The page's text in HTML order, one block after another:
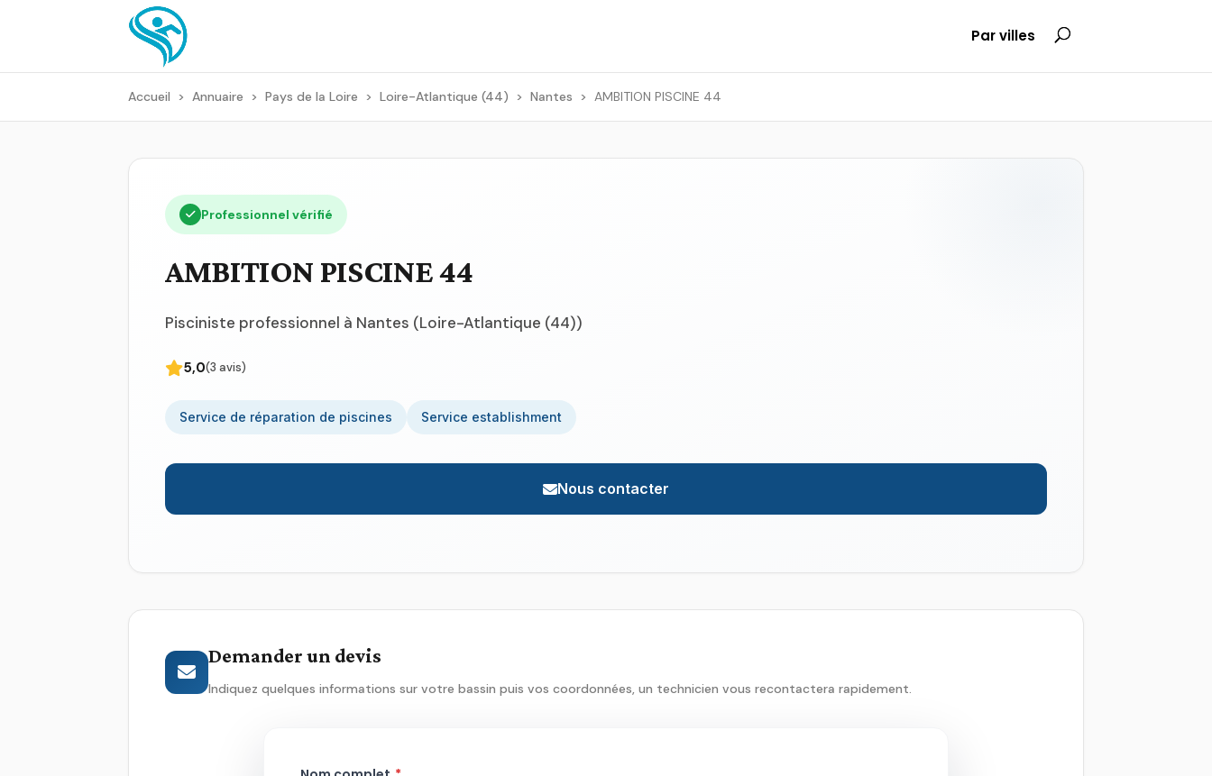
Par villes
Accueil > Annuaire > Pays de la Loire > Loire-Atlantique (44) > Nantes > AMBITION PISCINE 44
Professionnel vérifié
AMBITION PISCINE 44
Pisciniste professionnel à Nantes (Loire-Atlantique (44))
5,0(3 avis)
Service de réparation de piscines Service establishment
Nous contacter
Demander un devis
Indiquez quelques informations sur votre bassin puis vos coordonnées, un technicien vous recontactera rapidement.